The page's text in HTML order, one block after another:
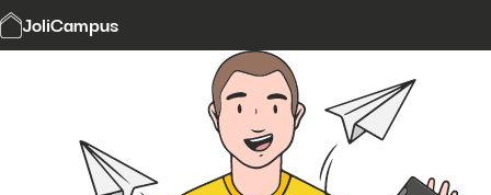
JoliCampus
Modalités et délais d'accès